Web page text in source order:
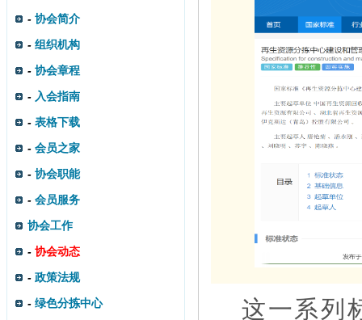
- 协会简介
- 组织机构
- 协会章程
- 入会指南
- 表格下载
- 会员之家
- 协会职能
- 会员服务
协会工作
- 协会动态
- 政策法规
- 绿色分拣中心
这一系列